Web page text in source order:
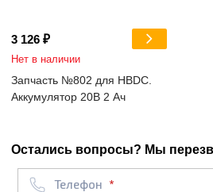
3 126 ₽
Нет в наличии
Запчасть №802 для HBDC.
Аккумулятор 20В 2 Ач
Остались вопросы? Мы
Телефон